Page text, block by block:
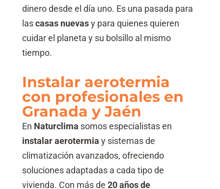
dinero desde el día uno. Es una pasada para
lascasas nuevasy para quienes quieren
cuidar el planeta y su bolsillo al mismo
tiempo.
Instalar aerotermia
con profesionales en
Granada y Jaén
En Naturclima somos especialistas en
instalar aerotermia y sistemas de
climatización avanzados, ofreciendo
soluciones adaptadas a cada tipo de
vivienda. Con más de 20 años de